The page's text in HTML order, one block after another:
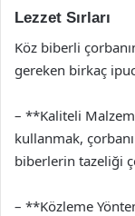
Lezzet Sırları
Köz biberli
gereken birkaç
– **Kaliteli
kullanmak,
biberlerin tazeliği
– **Közleme